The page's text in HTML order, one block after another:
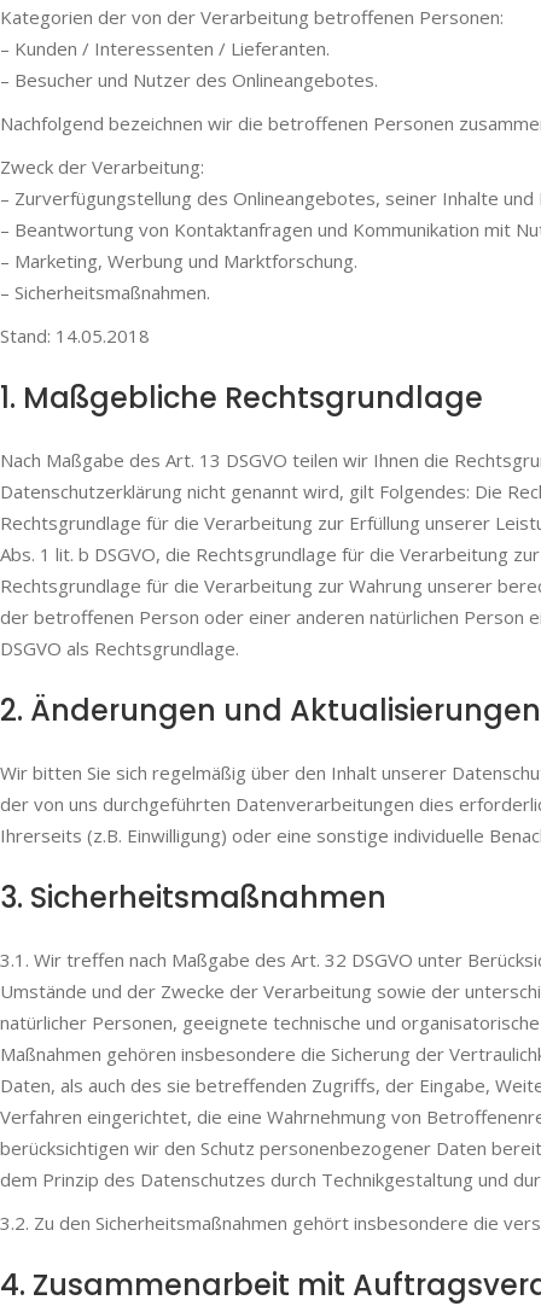
Kategorien der von der Verarbeitung betroffenen Personen:
– Kunden / Interessenten / Lieferanten.
– Besucher und Nutzer des Onlineangebotes.
Nachfolgend bezeichnen wir die betroffenen Personen
Zweck der Verarbeitung:
– Zurverfügungstellung des Onlineangebotes, seiner Inhalte und
– Beantwortung von Kontaktanfragen und Kommunikation mit
– Marketing, Werbung und Marktforschung.
– Sicherheitsmaßnahmen.
Stand: 14.05.2018
1. Maßgebliche Rechtsgrundlage
Nach Maßgabe des Art. 13 DSGVO teilen wir Ihnen die
Datenschutzerklärung nicht genannt wird, gilt Folgendes: Die
Rechtsgrundlage für die Verarbeitung zur Erfüllung unserer
Abs. 1 lit. b DSGVO, die Rechtsgrundlage für die Verarbeitung
Rechtsgrundlage für die Verarbeitung zur Wahrung unserer
der betroffenen Person oder einer anderen natürlichen Person
DSGVO als Rechtsgrundlage.
2. Änderungen und
Wir bitten Sie sich regelmäßig über den Inhalt unserer
der von uns durchgeführten Datenverarbeitungen dies
Ihrerseits (z.B. Einwilligung) oder eine sonstige individuelle
3. Sicherheits­maßnahmen
3.1. Wir treffen nach Maßgabe des Art. 32 DSGVO unter
Umstände und der Zwecke der Verarbeitung sowie der
natürlicher Personen, geeignete technische und
Maßnahmen gehören insbesondere die Sicherung der
Daten, als auch des sie betreffenden Zugriffs, der Eingabe,
Verfahren eingerichtet, die eine Wahrnehmung von
berücksichtigen wir den Schutz personenbezogener Daten
dem Prinzip des Datenschutzes durch Technikgestaltung und
3.2. Zu den Sicherheitsmaßnahmen gehört insbesondere die
4. Zusammen­arbeit mit